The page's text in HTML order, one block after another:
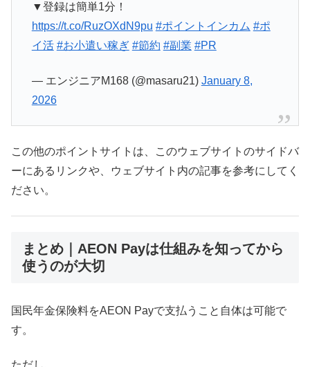
▼登録は簡単1分！
https://t.co/RuzOXdN9pu #ポイントインカム #ポ
イ活 #お小遣い稼ぎ #節約 #副業 #PR
— エンジニアM168 (@masaru21) January 8,
2026
この他のポイントサイトは、このウェブサイトのサイドバ
ーにあるリンクや、ウェブサイト内の記事を参考にしてく
ださい。
まとめ｜AEON Payは仕組みを知ってから
使うのが大切
国民年金保険料をAEON Payで支払うこと自体は可能で
す。
ただし、